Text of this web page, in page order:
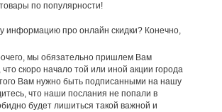
по популярности!
информацию про онлайн скидки? Конечно,
мы обязательно пришлем Вам
что скоро начало той или иной акции города
Вам нужно быть подписанными на нашу
что наши послания не попали в
будет лишиться такой важной и